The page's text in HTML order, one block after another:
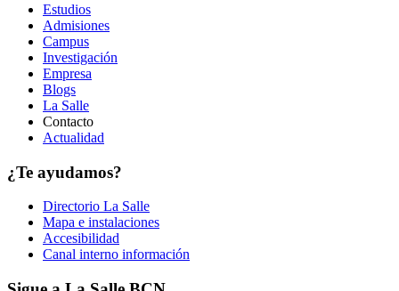
Estudios
Admisiones
Campus
Investigación
Empresa
Blogs
La Salle
Contacto
Actualidad
¿Te ayudamos?
Directorio La Salle
Mapa e instalaciones
Accesibilidad
Canal interno información